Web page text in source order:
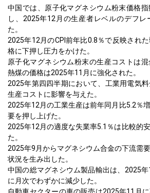
中国では、原子化マグネシウム粉末価格
し、2025年12月の生産者レベルのデフレ
た。
2025年12月のCPI前年比0.8％で反映され
格に下押し圧力をかけた。
原子化マグネシウム粉末の生産コストは混
熱煤の価格は2025年11月に強化された。
2025年第四四半期において、工業用電気料
生産コストに影響を与えた。
2025年12月の工業生産は前年同月比5.2％
要を押し上げた。
2025年12月の適度な失業率5.1％は比較的
た。
2025年9月からマグネシウム合金の下流需
状況を生み出した。
中国の総マグネシウム製品輸出は、2025
に月次でわずかに減少した。